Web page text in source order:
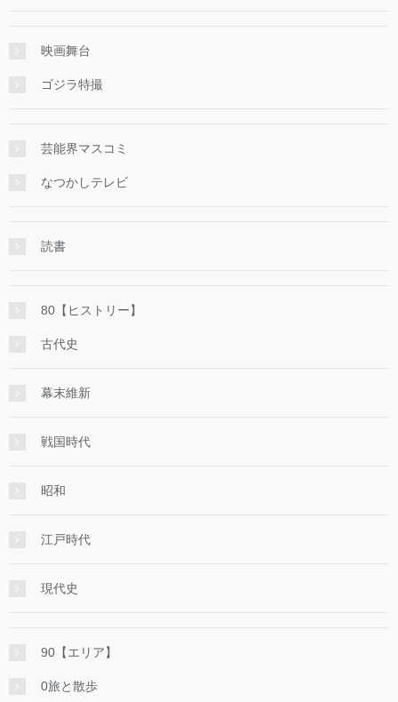
映画舞台
ゴジラ特撮
芸能界マスコミ
なつかしテレビ
読書
80【ヒストリー】
古代史
幕末維新
戦国時代
昭和
江戸時代
現代史
90【エリア】
0旅と散歩